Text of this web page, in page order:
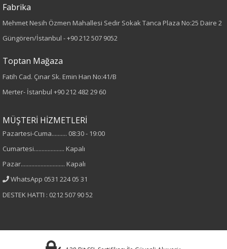
Kumaş Tipi
Örme
Desen
Düz
%95 Viskon
Yaka Tipi
Fabrika
Mehmet Nesih Özmen Mahallesi Sedir Sokak Tanca Plaza No:25 Daire 2
Güngören/İstanbul -+90 212 507 9052
Toptan Mağaza
Fatih Cad. Çınar Sk. Emin Han No:41/B
Merter- İstanbul +90 212 482 29 60
MÜŞTERİ HİZMETLERİ
Pazartesi-Cuma.......... 08:30 - 19:00
Cumartesi.................... Kapalı
Pazar............................. Kapalı
WhatsApp 0531 224 05 31
DESTEK HATTI : 0212 507 90 52